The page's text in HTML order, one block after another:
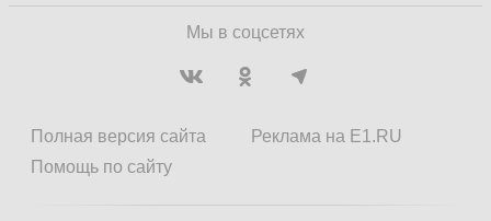
Мы в соцсетях
Полная версия сайта
Помощь по сайту
Реклама на E1.RU